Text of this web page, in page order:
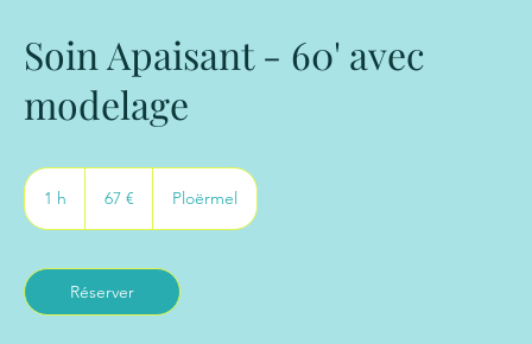
Soin Apaisant - 60' avec
modelage
1 h 67 € Ploërmel
Réserver